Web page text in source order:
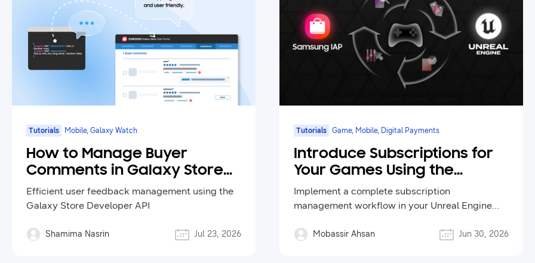
Tutorials Mobile, Galaxy Watch
How to Manage Buyer
Comments in Galaxy Store
Using the Developer API
Efficient user feedback management using the
Galaxy Store Developer API
Shamima Nasrin Jul 23, 2026
Tutorials Game, Mobile, Digital Payments
Introduce Subscriptions for
Your Games Using the
Samsung IAP Unreal Engine
Plugin
Implement a complete subscription
management workflow in your Unreal Engine
Mobassir Ahsan Jun 30, 2026